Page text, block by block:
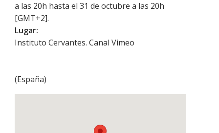
a las 20h hasta el 31 de octubre a las 20h
[GMT+2].
Lugar:
Instituto Cervantes. Canal Vimeo
(España)